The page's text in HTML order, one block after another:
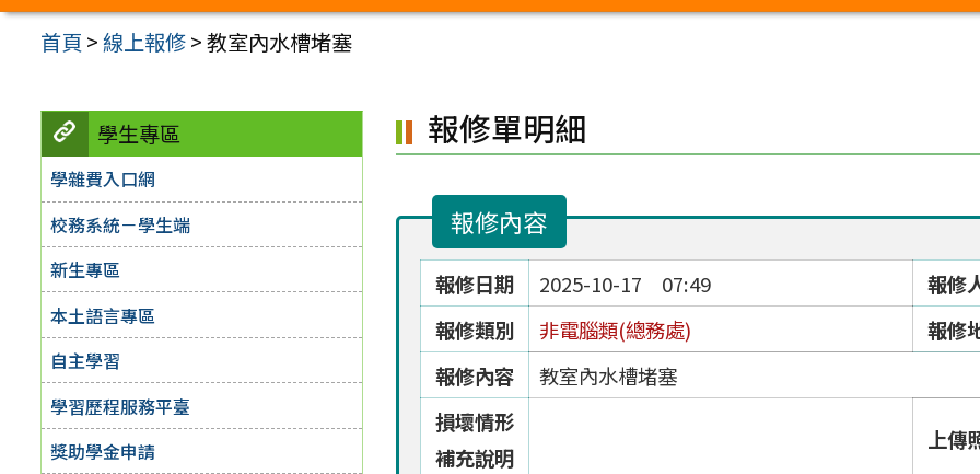
首頁 >線上報修>教室內水槽堵塞
學生專區
學雜費入口網
校務系統－學生端
新生專區
本土語言專區
自主學習
學習歷程服務平臺
獎助學金申請
報修單明細
報修內容
報修日期 2025-10-17 07:49
報修
報修類別
非電腦類(總務處)
報修
報修內容
教室內水槽堵塞
損壞情形
補充說明
上傳